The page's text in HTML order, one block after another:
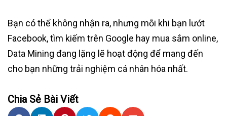
Bạn có thể không nhận ra, nhưng mỗi khi bạn lướt
Facebook, tìm kiếm trên Google hay mua sắm online,
Data Mining đang lặng lẽ hoạt động để mang đến
cho bạn những trải nghiệm cá nhân hóa nhất.
Chia Sẻ Bài Viết